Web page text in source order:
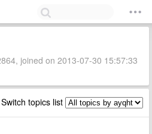
joined on 2013-07-30 15:57:33
Switch topics list